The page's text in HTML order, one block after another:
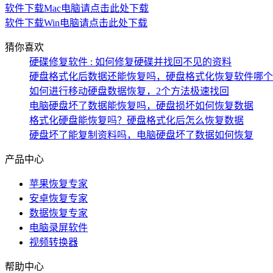
软件下载Mac电脑请点击此处下载
软件下载Win电脑请点击此处下载
猜你喜欢
硬碟修复软件 : 如何修复硬碟并找回不见的资料
硬盘格式化后数据还能恢复吗，硬盘格式化恢复软件哪
如何进行移动硬盘数据恢复，2个方法极速找回
电脑硬盘坏了数据能恢复吗，硬盘损坏如何恢复数据
格式化硬盘能恢复吗？硬盘格式化后怎么恢复数据
硬盘坏了能复制资料吗，电脑硬盘坏了数据如何恢复
产品中心
苹果恢复专家
安卓恢复专家
数据恢复专家
电脑录屏软件
视频转换器
帮助中心